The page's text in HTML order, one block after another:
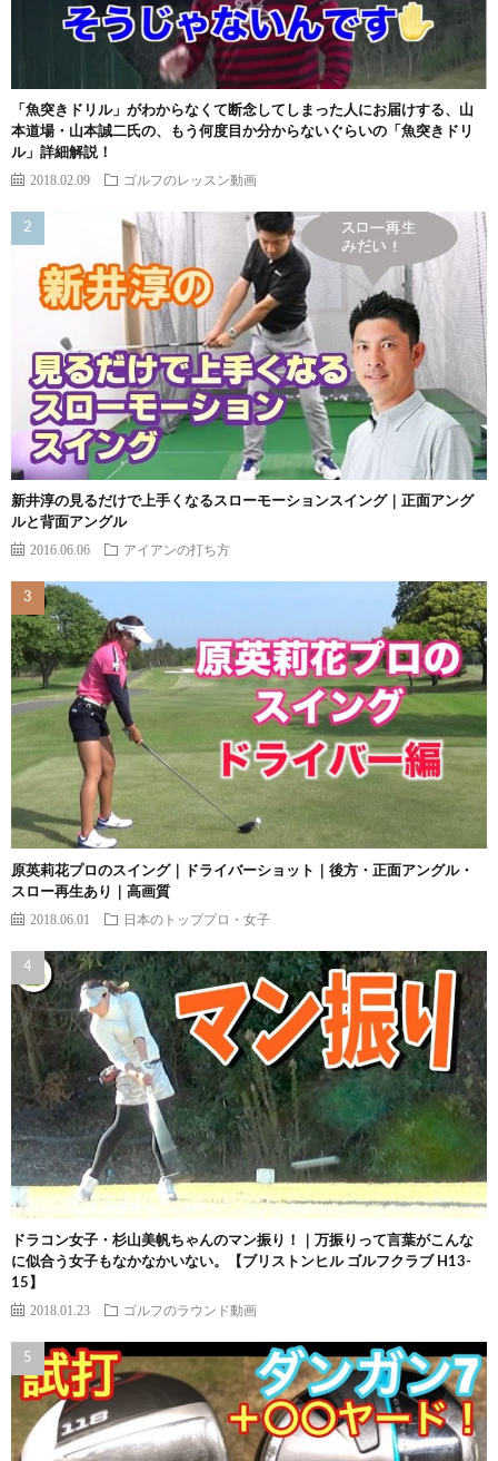
「魚突きドリル」がわからなくて断念してしまった人にお届けする、山
本道場・山本誠二氏の、もう何度目か分からないぐらいの「魚突きドリ
ル」詳細解説！
2018.02.09 ゴルフのレッスン動画
新井淳の見るだけで上手くなるスローモーションスイング｜正面アング
ルと背面アングル
2016.06.06 アイアンの打ち方
原英莉花プロのスイング｜ドライバーショット｜後方・正面アングル・
スロー再生あり｜高画質
2018.06.01 日本のトッププロ・女子
ドラコン女子・杉山美帆ちゃんのマン振り！｜万振りって言葉がこんな
に似合う女子もなかなかいない。【ブリストンヒル ゴルフクラブ H13-
15】
2018.01.23 ゴルフのラウンド動画